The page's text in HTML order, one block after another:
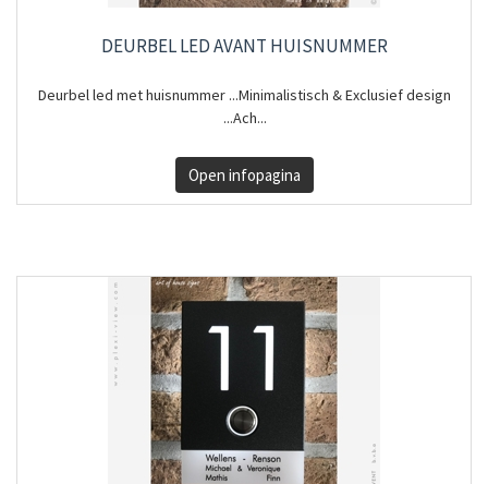
DEURBEL LED AVANT HUISNUMMER
Deurbel led met huisnummer ...Minimalistisch & Exclusief design
...Ach...
Open infopagina